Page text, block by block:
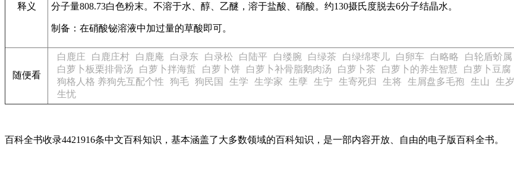
释义 分子量808.73白色粉末。不溶于水、醇、乙醚，溶于盐酸、硝酸。约130摄氏度脱去6分子结晶水。
制备：在硝酸铋溶液中加过量的草酸即可。
随便看
白鹿庄 白鹿庄村 白鹿庵 白录东 白录松 白陆平 白缕腕 白绿茶 白绿绵枣儿 白卵车 白略略 白轮盾蚧属
白萝卜板栗排骨汤
白萝卜拌海蜇 白萝卜饼 白萝卜补骨脂鹅肉汤 白萝卜茶 白萝卜的养生智慧 白萝卜豆腐
狗格人格 养狗先互配个性
狗毛 狗民国 生学 生学家 生孽 生宁 生寄死归 生将 生屑盘多毛孢 生山 生岁
生忧
百科全书收录4421916条中文百科知识，基本涵盖了大多数领域的百科知识，是一部内容开放、自由的电子版百科全书。